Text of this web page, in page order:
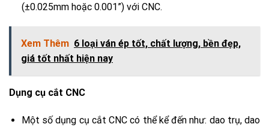
(±0.025mm hoặc 0.001”) với CNC.
Xem Thêm 6 loại ván ép tốt, chất lượng, bền đẹp,
giá tốt nhất hiện nay
Dụng cụ cắt CNC
Một số dụng cụ cắt CNC có thể kể đến như: dao trụ, dao